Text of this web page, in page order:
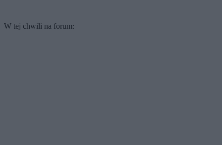
W tej chwili na forum: